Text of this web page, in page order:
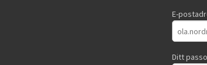
E-
Ditt